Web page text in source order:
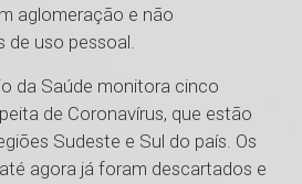
aglomeração e não
de uso pessoal.
da Saúde monitora cinco
de Coronavírus, que estão
Sudeste e Sul do país. Os
agora já foram descartados e